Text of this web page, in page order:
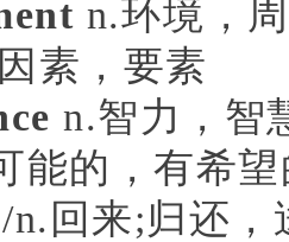
n.环境，
素，要素
n.智力，智
能的，有希
n.回来;归还，